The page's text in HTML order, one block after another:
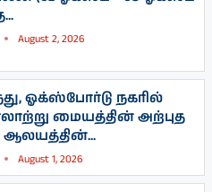
August 2, 2026
ஓக்ஸ்போர்டு நகரில்
மையத்தின் அற்புத
ஆலயத்தின்...
August 1, 2026